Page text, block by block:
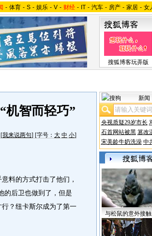
- 体育 - S - 娱乐 - V - 财经 - IT - 汽车 - 房产 - 家居 - 女
搜狐博客玩弄版
机智而轻巧”
[我来说两句] [字号： 大 中 小]
料的方式打击了他们，
的后卫也做到了，但是
？纽卡斯尔成为了第一
新闻
央视质疑29岁市长
石首网站被黑 篡改
宋美龄牛奶洗澡 中
与松鼠的意外接触